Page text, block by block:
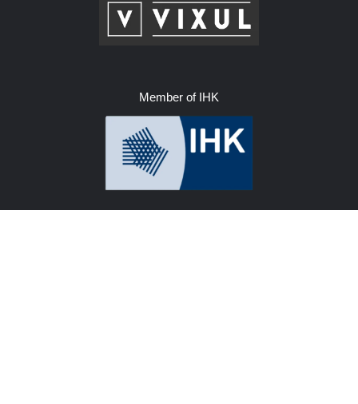
Member of IHK